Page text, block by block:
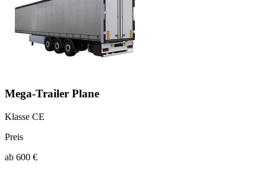
Mega-Trailer Plane
Klasse CE
Preis
ab 600 €